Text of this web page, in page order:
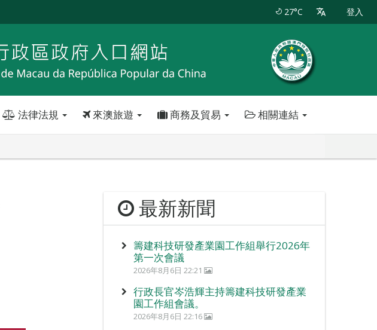
27°C 登入
法律法規 來澳旅遊 商務及貿易 相關連結
最新新聞
籌建科技研發產業園工作組舉行2026年
第一次會議
2026年8月6日 22:21
行政長官岑浩輝主持籌建科技研發產業
園工作組會議。
2026年8月6日 22:16